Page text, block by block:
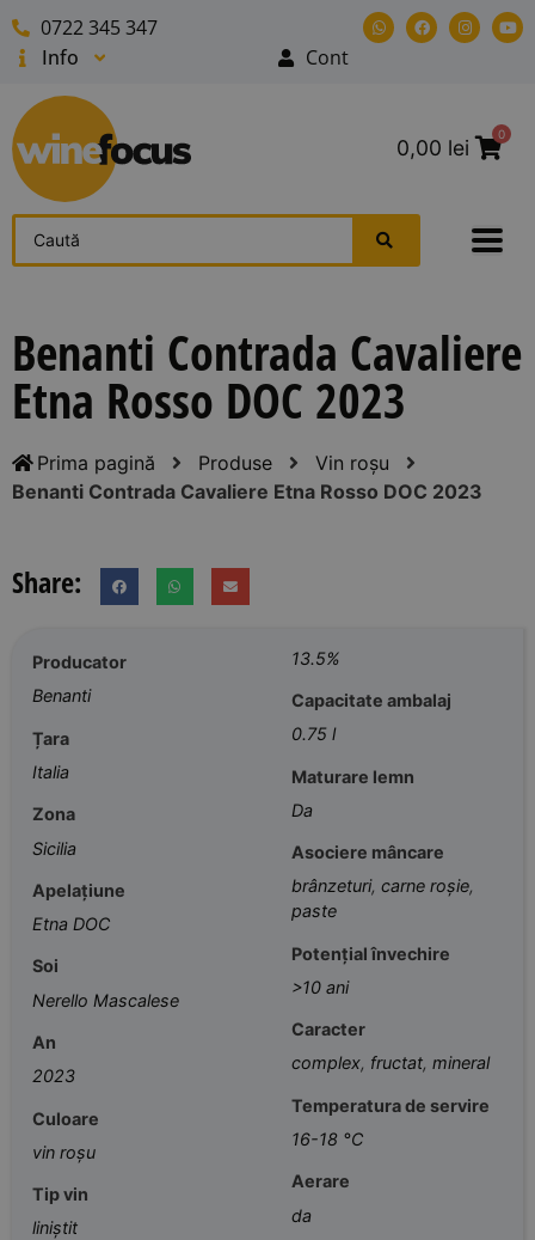
0722 345 347
Info
Cont
0,00 lei
0
Benanti Contrada Cavaliere
Etna Rosso DOC 2023
Prima pagină Produse
Vin roșu
Benanti Contrada Cavaliere Etna Rosso DOC 2023
Share:
Producator
Benanti
Țara
Italia
Zona
Sicilia
Apelațiune
Etna DOC
Soi
Nerello Mascalese
An
2023
Culoare
vin roșu
Tip vin
liniștit
13.5%
Capacitate ambalaj
0.75 l
Maturare lemn
Da
Asociere mâncare
brânzeturi,carne roșie,
paste
Potențial învechire
>10 ani
Caracter
complex, fructat,mineral
Temperatura de servire
16-18 °C
Aerare
da